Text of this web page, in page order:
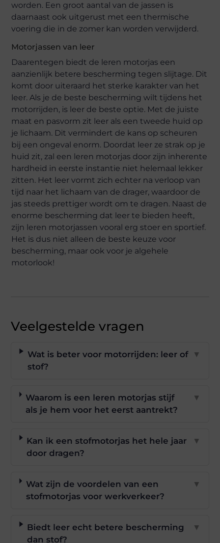
worden. Een groot aantal van de jassen is
daarnaast ook uitgerust met een thermische
voering die in de zomer kan worden verwijderd.
Motorjassen van leer
Daarentegen biedt de leren motorjas een
aanzienlijk betere bescherming tegen slijtage. Dit
komt door uiteraard het sterke karakter van het
leer. Als je de beste bescherming wilt tijdens het
motorrijden, is leer de beste optie. Met de juiste
maat en pasvorm zit leer als een tweede huid op
je lichaam. Dit vermindert de kans op scheuren
bij een ongeval enorm. Doordat leer ze strak op je
huid zit, zal een leren motorjas door zijn inherente
hardheid in eerste instantie niet helemaal lekker
zitten. Het leer vormt zich echter na verloop van
tijd naar het lichaam van de drager, waardoor de
jas steeds prettiger wordt om te dragen. Naast de
enorme bescherming dat leer te bieden heeft,
zijn leren motorjassen vooral erg stoer en sportief.
Het is dus niet alleen de beste keuze voor
bescherming, maar ook voor je algehele
motorlook!
Veelgestelde vragen
Wat is beter voor motorrijden: leer of
stof?
▼
Waarom is een leren motorjas stijf
als je hem voor het eerst aantrekt?
▼
Kan ik een stofmotorjas het hele jaar
door dragen?
▼
Wat zijn de voordelen van een
stofmotorjas voor werkverkeer?
▼
Biedt leer echt betere bescherming
dan stof?
▼